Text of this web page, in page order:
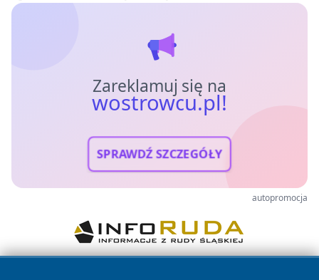
Zareklamuj się na
wostrowcu.pl!
SPRAWDŹ SZCZEGÓŁY
autopromocja